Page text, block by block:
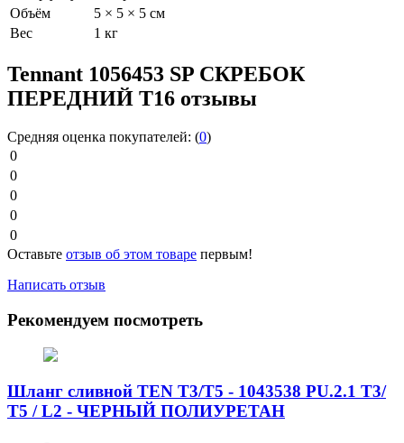
Объём
5 × 5 × 5 см
Вес
1 кг
Tennant 1056453 SP СКРЕБОК
ПЕРЕДНИЙ Т16 отзывы
Средняя оценка покупателей: (0)
0
0
0
0
0
Оставьте отзыв об этом товаре первым!
Написать отзыв
Рекомендуем посмотреть
Шланг сливной TEN Т3/T5 - 1043538 PU.2.1 T3/
T5 / L2 - ЧЕРНЫЙ ПОЛИУРЕТАН